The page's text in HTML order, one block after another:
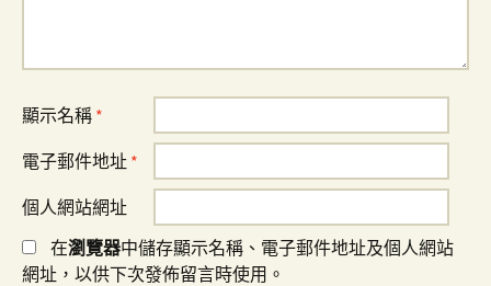
顯示名稱 *
電子郵件地址 *
個人網站網址
在瀏覽器中儲存顯示名稱、電子郵件地址及個人網站
網址，以供下次發佈留言時使用。